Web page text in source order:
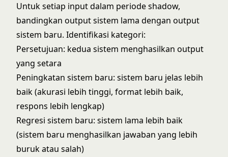
Untuk setiap input dalam periode shadow,
bandingkan output sistem lama dengan output
sistem baru. Identifikasi kategori:
Persetujuan: kedua sistem menghasilkan output
yang setara
Peningkatan sistem baru: sistem baru jelas lebih
baik (akurasi lebih tinggi, format lebih baik,
respons lebih lengkap)
Regresi sistem baru: sistem lama lebih baik
(sistem baru menghasilkan jawaban yang lebih
buruk atau salah)